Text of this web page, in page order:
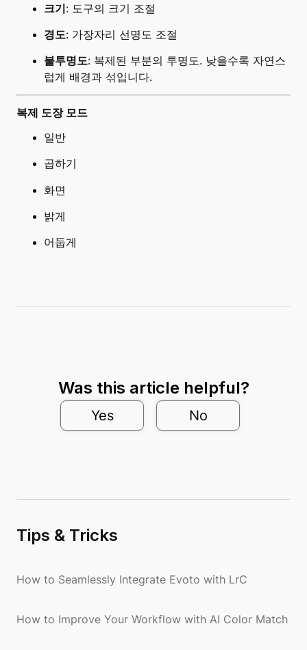
크기: 도구의 크기 조절
경도: 가장자리 선명도 조절
불투명도: 복제된 부분의 투명도. 낮을수록 자연스
럽게 배경과 섞입니다.
복제 도장 모드
일반
곱하기
화면
밝게
어둡게
Was this article helpful?
Yes No
Tips & Tricks
How to Seamlessly Integrate Evoto with LrC
How to Improve Your Workflow with AI Color Match